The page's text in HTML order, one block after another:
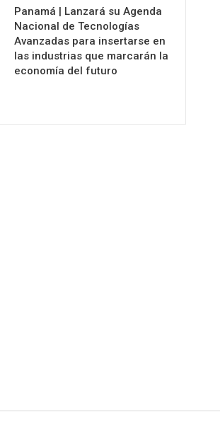
Panamá | Lanzará su Agenda
Nacional de Tecnologías
Avanzadas para insertarse en
las industrias que marcarán la
economía del futuro